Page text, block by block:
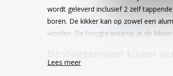
wordt geleverd inclusief 2 zelf
boren. De kikker kan op zowel een
worden. De hoogte waarop je de
Lees meer